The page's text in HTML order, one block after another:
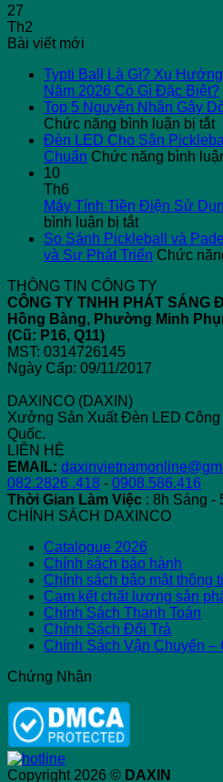
27
Th2
Bài viết mới
Typti Ball Là Gì? Xu
Năm 2026 Có Gì Đặc Biệt?
Top 5 Nguyên Nhân Gây
Chức năng bình luận bị tắtở
5
Đèn LED Cho Sân
Chuẩn Chức năng bình
10
Th6
Máy Tính Tiền Điện Sử
bình luận bị tắtở
Máy
Tính
Điện
Sử
Dụng
So Sánh Pickleball và
và Sự Phát Triển Chức
THÔNG TIN CÔNG TY
CÔNG TY TNHH PHÁT SÁNG
Hồng Bàng, Phường Minh
(Cũ: P16, Q11)
MST: 0314726145
Ngày Cấp: 09/11/2017
DAXINCO (DAXIN)
Xưởng Sản Xuất Đèn LED Công
Quốc.
LIÊN HỆ
EMAIL:
082.2826 .418 - 0908.586.416
Thời Gian Làm Việc : 8h Sáng -
CHÍNH SÁCH DAXINCO
Catalogue 2026
Chính sách bảo hành
Chính sách bảo mật thông
Cam kết chất lượng sản
Chính Sách Thanh Toán
Chính Sách Đổi Trả
Chính Sách Vận Chuyển –
Chứng Nhận
Copyright 2026 © DAXIN